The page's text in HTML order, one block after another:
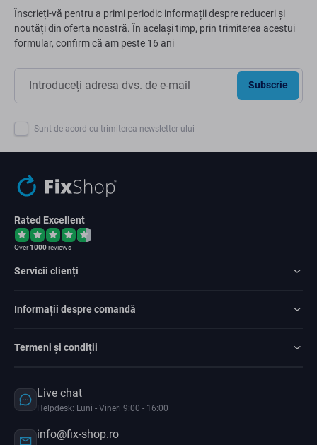
Înscrieți-vă pentru a primi periodic informații despre reduceri și
noutăți din oferta noastră. În același timp, prin trimiterea acestui
formular, confirm că am peste 16 ani
Subscrie
Sunt de acord cu trimiterea newsletter-ului
Rated Excellent
Over1000reviews
Servicii clienți
Informații despre comandă
Termeni și condiții
Live chat
Helpdesk: Luni - Vineri 9:00 - 16:00
info@fix-shop.ro